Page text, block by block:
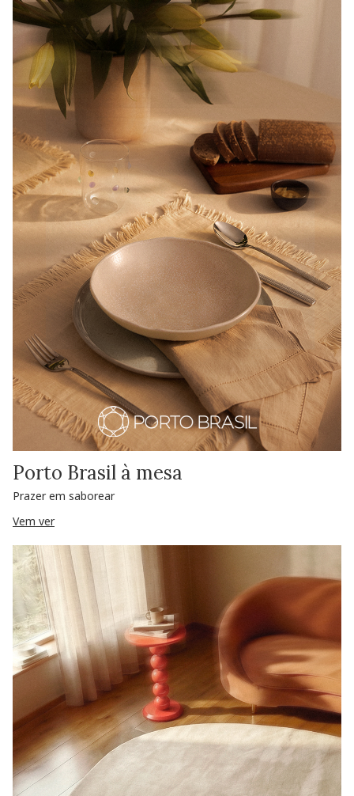
Porto Brasil à mesa
Prazer em saborear
Vem ver